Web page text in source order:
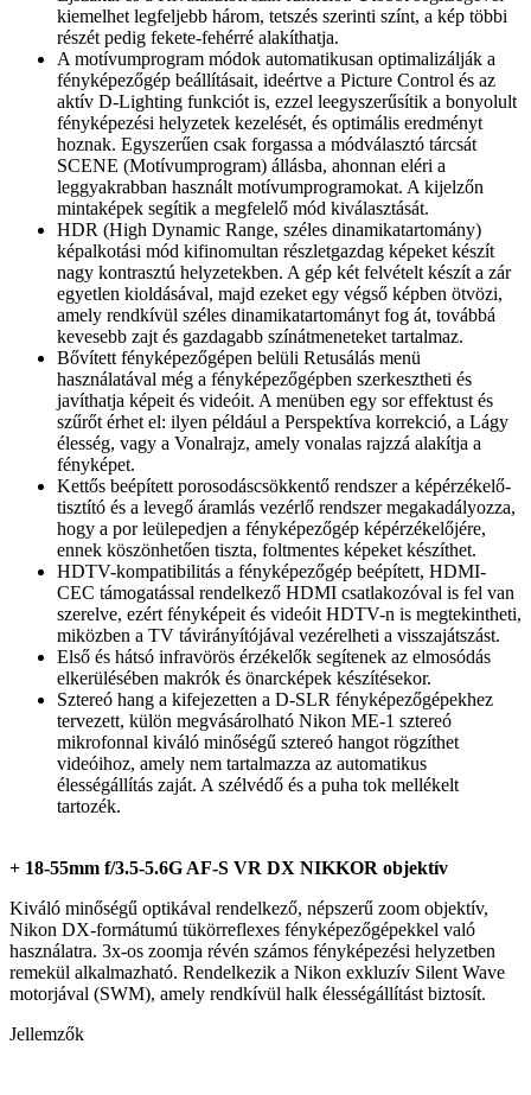
kiemelhet legfeljebb három, tetszés szerinti színt, a kép többi
részét pedig fekete-fehérré alakíthatja.
A motívumprogram módok automatikusan optimalizálják a
fényképezőgép beállításait, ideértve a Picture Control és az
aktív D-Lighting funkciót is, ezzel leegyszerűsítik a bonyolult
fényképezési helyzetek kezelését, és optimális eredményt
hoznak. Egyszerűen csak forgassa a módválasztó tárcsát
SCENE (Motívumprogram) állásba, ahonnan eléri a
leggyakrabban használt motívumprogramokat. A kijelzőn
mintaképek segítik a megfelelő mód kiválasztását.
HDR (High Dynamic Range, széles dinamikatartomány)
képalkotási mód kifinomultan részletgazdag képeket készít
nagy kontrasztú helyzetekben. A gép két felvételt készít a zár
egyetlen kioldásával, majd ezeket egy végső képben ötvözi,
amely rendkívül széles dinamikatartományt fog át, továbbá
kevesebb zajt és gazdagabb színátmeneteket tartalmaz.
Bővített fényképezőgépen belüli Retusálás menü
használatával még a fényképezőgépben szerkesztheti és
javíthatja képeit és videóit. A menüben egy sor effektust és
szűrőt érhet el: ilyen például a Perspektíva korrekció, a Lágy
élesség, vagy a Vonalrajz, amely vonalas rajzzá alakítja a
fényképet.
Kettős beépített porosodáscsökkentő rendszer a képérzékelő-
tisztító és a levegő áramlás vezérlő rendszer megakadályozza,
hogy a por leülepedjen a fényképezőgép képérzékelőjére,
ennek köszönhetően tiszta, foltmentes képeket készíthet.
HDTV-kompatibilitás a fényképezőgép beépített, HDMI-
CEC támogatással rendelkező HDMI csatlakozóval is fel van
szerelve, ezért fényképeit és videóit HDTV-n is megtekintheti,
miközben a TV távirányítójával vezérelheti a visszajátszást.
Első és hátsó infravörös érzékelők segítenek az elmosódás
elkerülésében makrók és önarcképek készítésekor.
Sztereó hang a kifejezetten a D-SLR fényképezőgépekhez
tervezett, külön megvásárolható Nikon ME-1 sztereó
mikrofonnal kiváló minőségű sztereó hangot rögzíthet
videóihoz, amely nem tartalmazza az automatikus
élességállítás zaját. A szélvédő és a puha tok mellékelt
tartozék.
+ 18-55mm f/3.5-5.6G AF-S VR DX NIKKOR objektív
Kiváló minőségű optikával rendelkező, népszerű zoom objektív,
Nikon DX-formátumú tükörreflexes fényképezőgépekkel való
használatra. 3x-os zoomja révén számos fényképezési helyzetben
remekül alkalmazható. Rendelkezik a Nikon exkluzív Silent Wave
motorjával (SWM), amely rendkívül halk élességállítást biztosít.
Jellemzők